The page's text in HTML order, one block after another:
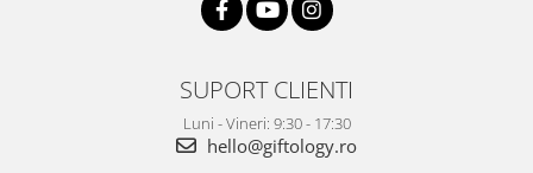
SUPORT CLIENTI
Luni - Vineri: 9:30 - 17:30
hello@giftology.ro